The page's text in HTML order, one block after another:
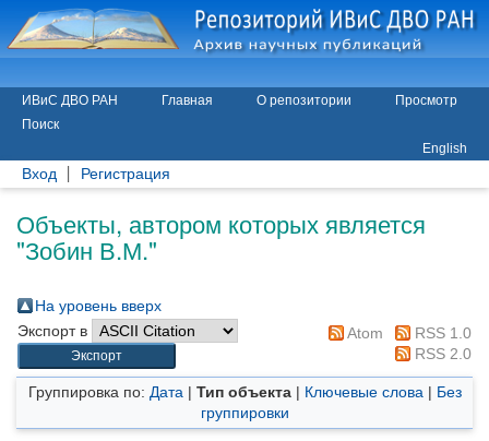
ИВиС ДВО РАН Главная О репозитории
Просмотр
Поиск
English
Вход Регистрация
Объекты, автором которых является
"Зобин В.М."
На уровень вверх
Экспорт в
Atom
RSS 1.0
RSS 2.0
Группировка по: Дата | Тип объекта| Ключевые слова | Без
группировки